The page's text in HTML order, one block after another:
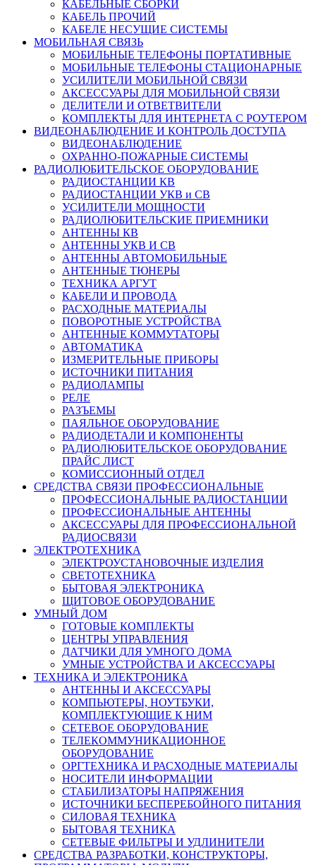
КАБЕЛЬНЫЕ СБОРКИ
КАБЕЛЬ ПРОЧИЙ
КАБЕЛЕ НЕСУЩИЕ СИСТЕМЫ
МОБИЛЬНАЯ СВЯЗЬ
МОБИЛЬНЫЕ ТЕЛЕФОНЫ ПОРТАТИВНЫЕ
МОБИЛЬНЫЕ ТЕЛЕФОНЫ СТАЦИОНАРНЫЕ
УСИЛИТЕЛИ МОБИЛЬНОЙ СВЯЗИ
АКСЕССУАРЫ ДЛЯ МОБИЛЬНОЙ СВЯЗИ
ДЕЛИТЕЛИ И ОТВЕТВИТЕЛИ
КОМПЛЕКТЫ ДЛЯ ИНТЕРНЕТА С РОУТЕРОМ
ВИДЕОНАБЛЮДЕНИЕ И КОНТРОЛЬ ДОСТУПА
ВИДЕОНАБЛЮДЕНИЕ
ОХРАННО-ПОЖАРНЫЕ СИСТЕМЫ
РАДИОЛЮБИТЕЛЬСКОЕ ОБОРУДОВАНИЕ
РАДИОСТАНЦИИ КВ
РАДИОСТАНЦИИ УКВ и СВ
УСИЛИТЕЛИ МОЩНОСТИ
РАДИОЛЮБИТЕЛЬСКИЕ ПРИЕМНИКИ
АНТЕННЫ КВ
АНТЕННЫ УКВ И СВ
АНТЕННЫ АВТОМОБИЛЬНЫЕ
АНТЕННЫЕ ТЮНЕРЫ
ТЕХНИКА АРГУТ
КАБЕЛИ И ПРОВОДА
РАСХОДНЫЕ МАТЕРИАЛЫ
ПОВОРОТНЫЕ УСТРОЙСТВА
АНТЕННЫЕ КОММУТАТОРЫ
АВТОМАТИКА
ИЗМЕРИТЕЛЬНЫЕ ПРИБОРЫ
ИСТОЧНИКИ ПИТАНИЯ
РАДИОЛАМПЫ
РЕЛЕ
РАЗЪЕМЫ
ПАЯЛЬНОЕ ОБОРУДОВАНИЕ
РАДИОДЕТАЛИ И КОМПОНЕНТЫ
РАДИОЛЮБИТЕЛЬСКОЕ ОБОРУДОВАНИЕ
ПРАЙС ЛИСТ
КОМИССИОННЫЙ ОТДЕЛ
СРЕДСТВА СВЯЗИ ПРОФЕССИОНАЛЬНЫЕ
ПРОФЕССИОНАЛЬНЫЕ РАДИОСТАНЦИИ
ПРОФЕССИОНАЛЬНЫЕ АНТЕННЫ
АКСЕССУАРЫ ДЛЯ ПРОФЕССИОНАЛЬНОЙ
РАДИОСВЯЗИ
ЭЛЕКТРОТЕХНИКА
ЭЛЕКТРОУСТАНОВОЧНЫЕ ИЗДЕЛИЯ
СВЕТОТЕХНИКА
БЫТОВАЯ ЭЛЕКТРОНИКА
ЩИТОВОЕ ОБОРУДОВАНИЕ
УМНЫЙ ДОМ
ГОТОВЫЕ КОМПЛЕКТЫ
ЦЕНТРЫ УПРАВЛЕНИЯ
ДАТЧИКИ ДЛЯ УМНОГО ДОМА
УМНЫЕ УСТРОЙСТВА И АКСЕССУАРЫ
ТЕХНИКА И ЭЛЕКТРОНИКА
АНТЕННЫ И АКСЕССУАРЫ
КОМПЬЮТЕРЫ, НОУТБУКИ,
КОМПЛЕКТУЮЩИЕ К НИМ
СЕТЕВОЕ ОБОРУДОВАНИЕ
ТЕЛЕКОММУНИКАЦИОННОЕ
ОБОРУДОВАНИЕ
ОРГТЕХНИКА И РАСХОДНЫЕ МАТЕРИАЛЫ
НОСИТЕЛИ ИНФОРМАЦИИ
СТАБИЛИЗАТОРЫ НАПРЯЖЕНИЯ
ИСТОЧНИКИ БЕСПЕРЕБОЙНОГО ПИТАНИЯ
СИЛОВАЯ ТЕХНИКА
БЫТОВАЯ ТЕХНИКА
СЕТЕВЫЕ ФИЛЬТРЫ И УДЛИНИТЕЛИ
СРЕДСТВА РАЗРАБОТКИ, КОНСТРУКТОРЫ,